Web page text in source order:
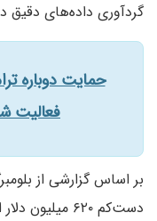
گردآوری داده‌های دقیق
حمایت دوباره
فعالیت
بر اساس گزارشی از
دست‌کم ۶۲۰